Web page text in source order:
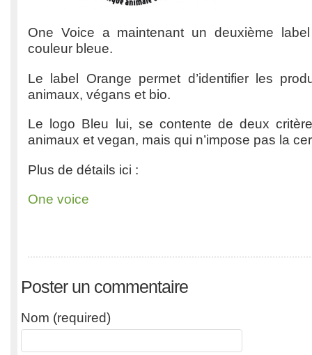
One Voice a maintenant un deuxième label
couleur bleue.
Le label Orange permet d’identifier les
animaux, végans et bio.
Le logo Bleu lui, se contente de deux
animaux et vegan, mais qui n’impose pas la
Plus de détails ici :
One voice
Poster un commentaire
Nom (required)